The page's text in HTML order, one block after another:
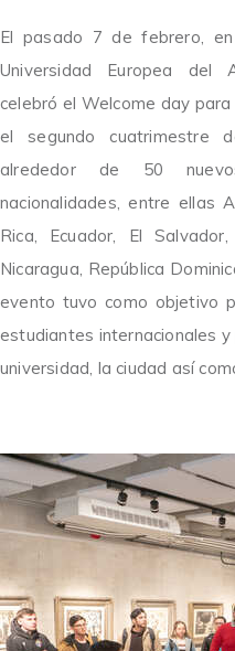
El pasado 7 de febrero,
Universidad Europea del
celebró el Welcome day
el segundo cuatrimestre
alrededor de 50
nacionalidades, entre ellas
Rica, Ecuador, El
Nicaragua, República
evento tuvo como objetivo
estudiantes internacionales
universidad, la ciudad así